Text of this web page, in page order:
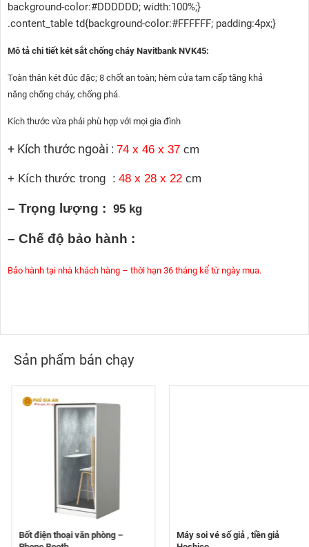
background-color:#DDDDDD; width:100%;}
.content_table td{background-color:#FFFFFF; padding:4px;}
Mô tả chi tiết két sắt chống cháy Navitbank NVK45:
Toàn thân két đúc đặc; 8 chốt an toàn; hèm cửa tam cấp tăng khả
năng chống cháy, chống phá.
Kích thước vừa phải phù hợp với mọi gia đình
+ Kích thước ngoài : 74 x 46 x 37 cm
+ Kích thước trong : 48 x 28 x 22 cm
– Trọng lượng : 95 kg
– Chế độ bảo hành :
Bảo hành tại nhà khách hàng – thời hạn 36 tháng kể từ ngày mua.
Sản phẩm bán chạy
Bốt điện thoại văn phòng –
Máy soi vé số giả , tiền giả